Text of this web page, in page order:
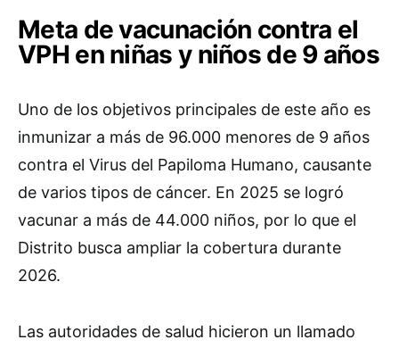
Meta de vacunación contra el
VPH en niñas y niños de 9 años
Uno de los objetivos principales de este año es
inmunizar a más de 96.000 menores de 9 años
contra el Virus del Papiloma Humano, causante
de varios tipos de cáncer. En 2025 se logró
vacunar a más de 44.000 niños, por lo que el
Distrito busca ampliar la cobertura durante
2026.
Las autoridades de salud hicieron un llamado